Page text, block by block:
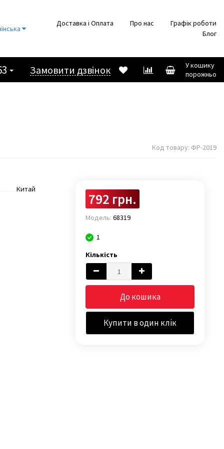
Доставка і Оплата Про нас
Графік роботи
Блог
Замовити дзвінок
У кошику
порожньо
Код товару: ФР-2019
Китай
792 грн.
Модель: 68319
1
Кількість
До кошика
Купити в один клік